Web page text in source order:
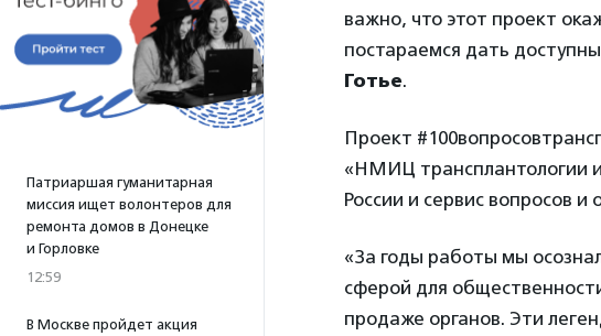
Патриаршая гуманитарная
миссия ищет волонтеров для
ремонта домов в Донецке
и Горловке
12:59
В Москве пройдет акция
важно, что этот проект
постараемся дать
Готье.
Проект
«НМИЦ трансплантологии
России и сервис вопросов
«За годы работы мы
сферой для
продаже органов. Эти